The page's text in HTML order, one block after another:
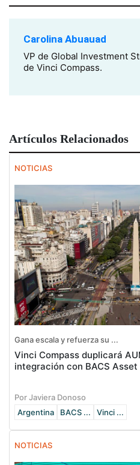
Carolina Abuauad
VP de Global Investment
de Vinci Compass.
Artículos Relacionados
NOTICIAS
Gana escala y refuerza su ...
Vinci Compass duplicará
integración con BACS
Por Javiera Donoso
Argentina
BACS ... Vinci ...
NOTICIAS